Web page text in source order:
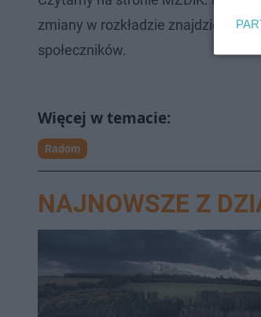
zmiany w rozkładzie znajdziecieTU
społeczników.
Radom
NAJNOWSZE Z